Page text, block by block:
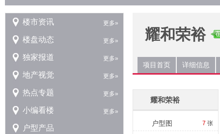
更多»
楼市资讯
更多»
楼盘动态
更多»
独家报道
更多»
地产视觉
更多»
热点专题
更多»
小编看楼
户型产品
耀和荣裕
项目首页 详细信息
耀和荣裕
7 张
户型图